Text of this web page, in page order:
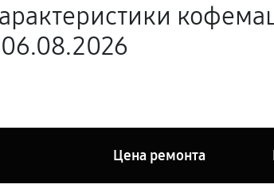
Цена ремонта